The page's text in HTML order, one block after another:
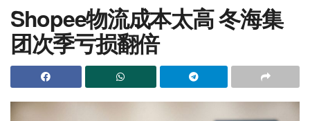
Shopee物流成本太高 冬海集
团次季亏损翻倍